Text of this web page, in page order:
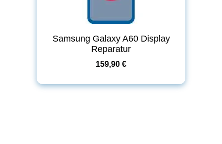
Samsung Galaxy A60 Display
Reparatur
159,90 €